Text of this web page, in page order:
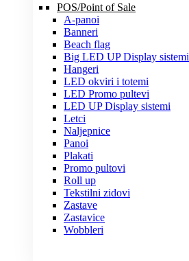
POS/Point of Sale
A-panoi
Banneri
Beach flag
Big LED UP Display sistemi
Hangeri
LED okviri i totemi
LED Promo pultevi
LED UP Display sistemi
Letci
Naljepnice
Panoi
Plakati
Promo pultovi
Roll up
Tekstilni zidovi
Zastave
Zastavice
Wobbleri